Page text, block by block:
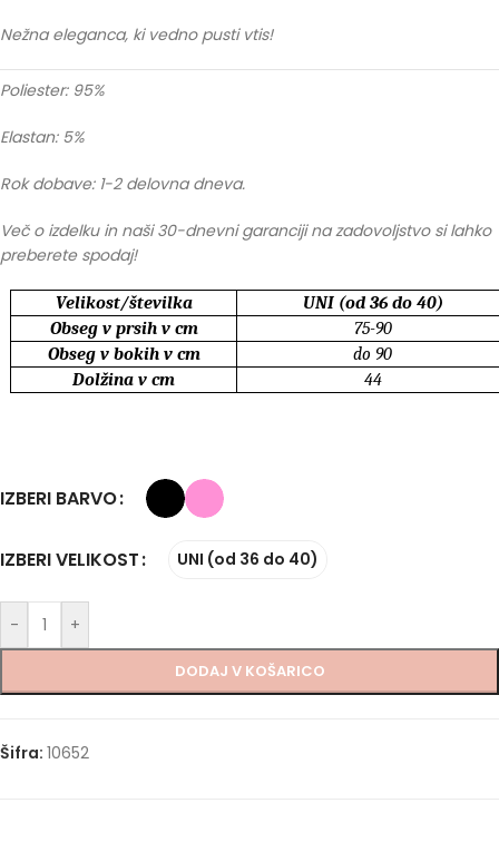
Nežna eleganca, ki vedno pusti vtis!
Poliester: 95%
Elastan: 5%
Rok dobave: 1-2 delovna dneva.
Več o izdelku in naši 30-dnevni garanciji na zadovoljstvo si lahko
preberete spodaj!
Velikost/številka
UNI (od 36 do 40)
Obseg v prsih v cm
75-90
Obseg v bokih v cm
do 90
Dolžina v cm
44
IZBERI BARVO
IZBERI VELIKOST UNI (od 36 do 40)
- +
DODAJ V KOŠARICO
Šifra: 10652